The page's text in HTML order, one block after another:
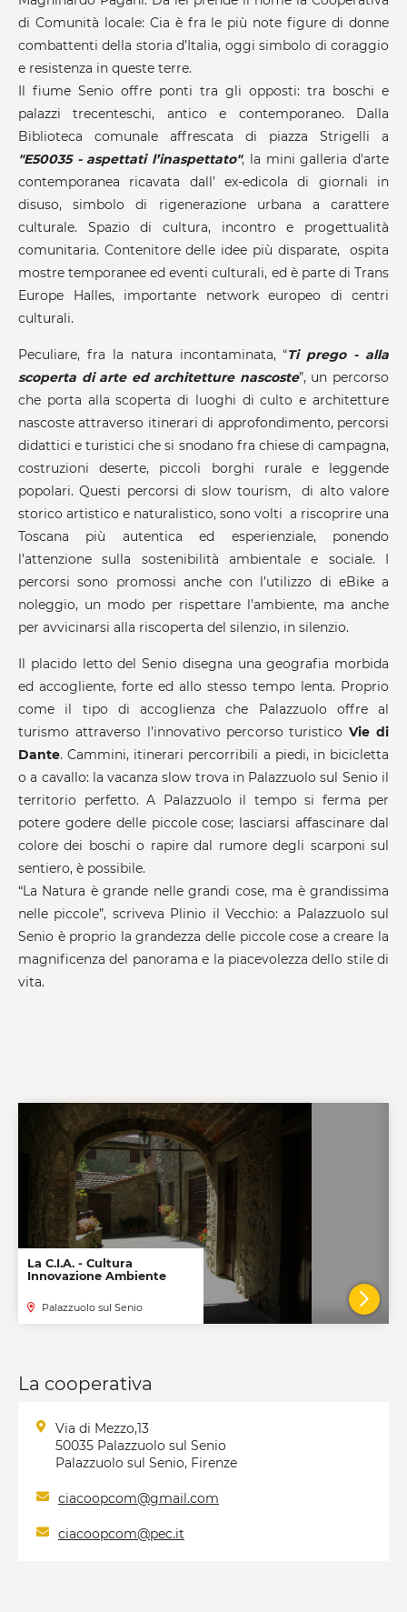
di Comunità locale: Cia è fra le più note figure di donne
combattenti della storia d’Italia, oggi simbolo di coraggio
e resistenza in queste terre.
Il fiume Senio offre ponti tra gli opposti: tra boschi e
palazzi trecenteschi, antico e contemporaneo. Dalla
Biblioteca comunale affrescata di piazza Strigelli a
"E50035 - aspettati l’inaspettato", la mini galleria d'arte
contemporanea ricavata dall’ ex-edicola di giornali in
disuso, simbolo di rigenerazione urbana a carattere
culturale. Spazio di cultura, incontro e progettualità
comunitaria. Contenitore delle idee più disparate, ospita
mostre temporanee ed eventi culturali, ed è parte di Trans
Europe Halles, importante network europeo di centri
culturali.
Peculiare, fra la natura incontaminata, “Ti prego - alla
scoperta di arte ed architetture nascoste”, un percorso
che porta alla scoperta di luoghi di culto e architetture
nascoste attraverso itinerari di approfondimento, percorsi
didattici e turistici che si snodano fra chiese di campagna,
costruzioni deserte, piccoli borghi rurale e leggende
popolari. Questi percorsi di slow tourism, di alto valore
storico artistico e naturalistico, sono volti a riscoprire una
Toscana più autentica ed esperienziale, ponendo
l’attenzione sulla sostenibilità ambientale e sociale. I
percorsi sono promossi anche con l’utilizzo di eBike a
noleggio, un modo per rispettare l’ambiente, ma anche
per avvicinarsi alla riscoperta del silenzio, in silenzio.
Il placido letto del Senio disegna una geografia morbida
ed accogliente, forte ed allo stesso tempo lenta. Proprio
come il tipo di accoglienza che Palazzuolo offre al
turismo attraverso l’innovativo percorso turisticoVie di
Dante. Cammini, itinerari percorribili a piedi, in bicicletta
o a cavallo: la vacanza slow trova in Palazzuolo sul Senio il
territorio perfetto. A Palazzuolo il tempo si ferma per
potere godere delle piccole cose; lasciarsi affascinare dal
colore dei boschi o rapire dal rumore degli scarponi sul
sentiero, è possibile.
“La Natura è grande nelle grandi cose, ma è grandissima
nelle piccole”, scriveva Plinio il Vecchio: a Palazzuolo sul
Senio è proprio la grandezza delle piccole cose a creare la
magnificenza del panorama e la piacevolezza dello stile di
vita.
La C.I.A. - Cultura
Innovazione Ambiente
Palazzuolo sul Senio VAI
La cooperativa
Via di Mezzo,13
50035 Palazzuolo sul Senio
Palazzuolo sul Senio, Firenze
ciacoopcom@gmail.com
ciacoopcom@pec.it